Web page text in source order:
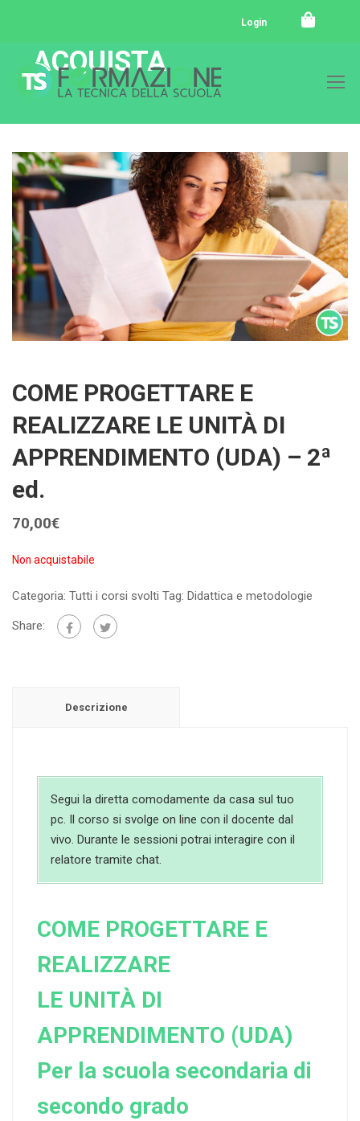
Login
ACQUISTA
COME PROGETTARE E
REALIZZARE LE UNITÀ DI
APPRENDIMENTO (UDA) – 2ª
ed.
70,00€
Non acquistabile
Categoria: Tutti i corsi svolti Tag: Didattica e metodologie
Share:
Descrizione
Segui la diretta comodamente da casa sul tuo
pc. Il corso si svolge on line con il docente dal
vivo. Durante le sessioni potrai interagire con il
relatore tramite chat.
COME PROGETTARE E
REALIZZARE
LE UNITÀ DI
APPRENDIMENTO (UDA)
Per la scuola secondaria di
secondo grado